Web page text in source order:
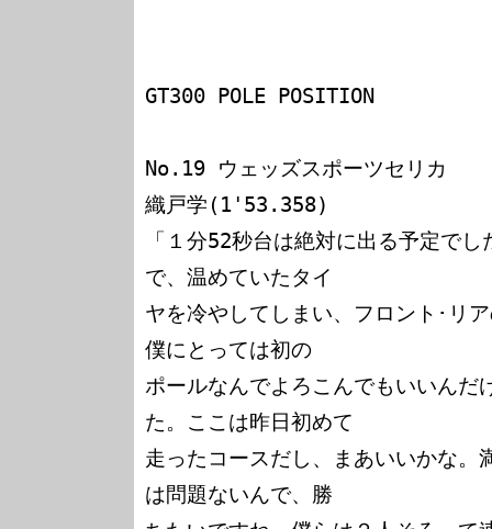
GT300 POLE POSITION
No.19 ウェッズスポーツセリカ
織戸学(1'53.358)
「１分52秒台は絶対に出る予定で
で、温めていたタイ
ヤを冷やしてしまい、フロント･リ
僕にとっては初の
ポールなんでよろこんでもいいんだ
た。ここは昨日初めて
走ったコースだし、まあいいかな。
は問題ないんで、勝